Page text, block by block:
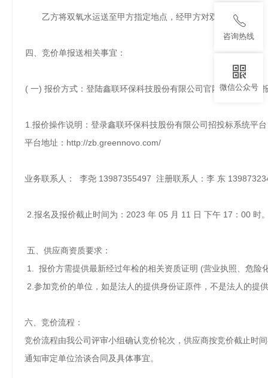
乙方将双氧水运送至甲方指定地点，经甲方对双氧水的数量
四、竞价单报送相关事宜：
( 一) 报价方式：登陆鑫联环保科技股份有限公司官网招进行投标
1.报价操作说明：登录鑫联环保科技股份有限公司招投标系统
平台地址：http://zb.greennovo.com/
业务联系 人： 李尧 13987355497 注册联系人：李 东
2. 报名及报价截止时间为： 2023 年 05 月 11 日 下午 17 ： 00 时
五、供应商资质要
1. 报价方需提供最新经过年检的相关资质证明 (营业执照、危险
2.参加竞价的单位，如是法人的提供身份证原件，不是法人的提
六、竞价流程
竞价流程由我公司评审小组确认竞价轮次，供应商按竞价截止时
通知审定单位洽谈合同及具体事宜。
咨询热线
微信公众号